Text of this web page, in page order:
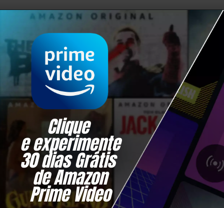
Clique
e experimente
30 dias Grátis
de Amazon
Prime Video